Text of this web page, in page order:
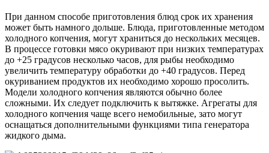
При данном способе приготовления блюд срок их хранения
может быть намного дольше. Блюда, приготовленные методом
холодного копчения, могут храниться до нескольких месяцев.
В процессе готовки мясо окуривают при низких температурах
до +25 градусов несколько часов, для рыбы необходимо
увеличить температуру обработки до +40 градусов. Перед
окуриванием продуктов их необходимо хорошо просолить.
Модели холодного копчения являются обычно более
сложными. Их следует подключить к вытяжке. Агрегаты для
холодного копчения чаще всего немобильные, зато могут
оснащаться дополнительными функциями типа генератора
жидкого дыма.